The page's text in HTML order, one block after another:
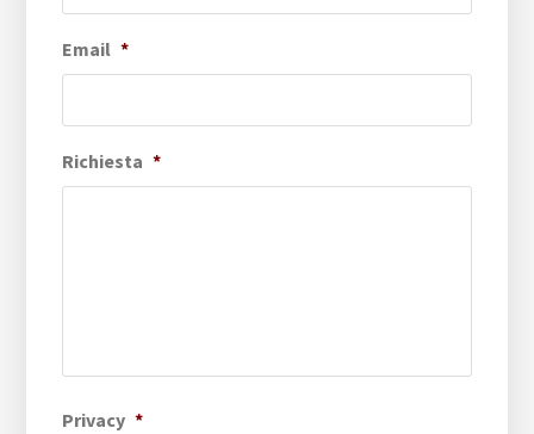
Email *
Richiesta *
Privacy *